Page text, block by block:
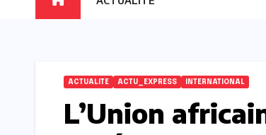
ACTUALITE ACTU_EXPRESS INTERNATIONAL
L’Union